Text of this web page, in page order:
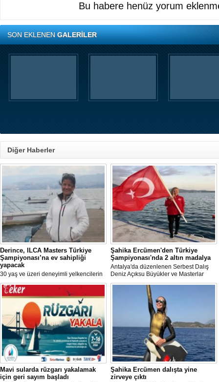
Bu habere henüz yorum
SON EKLENENGALERİLER
Diğer Haberler
Derince, ILCA Masters Türkiye
Şampiyonası’na ev sahipliği
yapacak
30 yaş ve üzeri deneyimli yelkencilerin
mücadele ettiği ILCA Masters 2026
Türkiye Şampiyonası, bu yıl Kocaeli’nin
Derince ilçesinde gerçekleştirilecek.
Şahika Ercümen'den Türkiye
Şampiyonası'nda 2 altın madalya
Antalya'da düzenlenen Serbest Dalış
Deniz Açıksu Büyükler ve Masterlar
Bireysel Türkiye Şampiyonası'nda milli
sporcu ve serbest dalış dünya
rekortmeni Şahika Ercümen, 2 altın
madalya kazandı.
Mavi sularda rüzgarı yakalamak
için geri sayım başladı
Şahika Ercümen dalışta yine
zirveye çıktı